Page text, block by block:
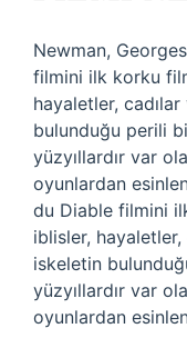
Newman,
filmini ilk korku
hayaletler,
bulunduğu perili
yüzyıllardır var
oyunlardan
du Diable filmini
iblisler,
iskeletin
yüzyıllardır var
oyunlardan